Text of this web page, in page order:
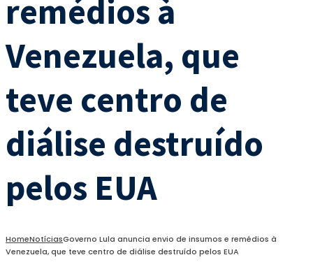
remédios à
Venezuela, que
teve centro de
diálise destruído
pelos EUA
HomeNotíciasGoverno Lula anuncia envio de insumos e remédios à
Venezuela, que teve centro de diálise destruído pelos EUA